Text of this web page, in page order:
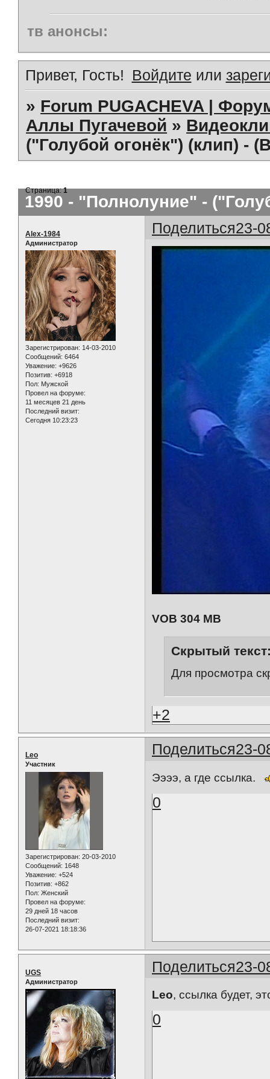
тв анонсы:
Привет, Гость! Войдите или
» Forum PUGACHEVA |
Аллы Пугачевой »
("Голубой огонёк") (клип) -
1990 - "Полнолуние" -
Страница:1
Поделиться23-
Alex-1984
Администратор
Зарегистрирован: 14-03-2010
Сообщений: 6464
Уважение: +9626
Позитив: +6918
Пол: Мужской
Провел на форуме:
11 месяцев 21 день
Последний визит:
Сегодня 10:23:23
VOB 304 MB
Скрытый
Для просмотра
+2
Поделиться23-
Leo
Участник
Зарегистрирован: 20-03-2010
Сообщений: 1648
Уважение: +524
Позитив: +862
Пол: Женский
Провел на форуме:
29 дней 18 часов
Последний визит:
26-07-2021 18:18:36
Ээээ, а где ссылка.
0
Поделиться23-
UGS
Администратор
Leo, ссылка будет,
0